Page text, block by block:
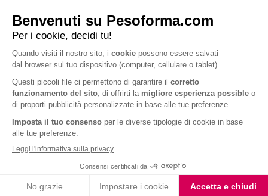
Letta l'informativa privacy, acconsento all'iscrizione alla newsletter
Nutrition & Sante' Italia Spa